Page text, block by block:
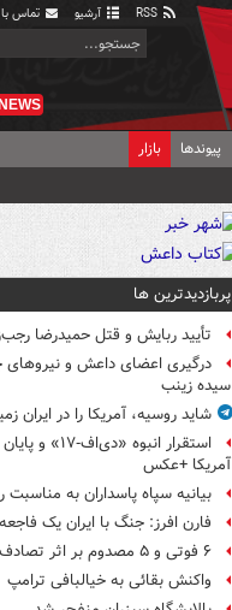
آرشیو تماس
NEWS
پیوندها بازار
پربازدیدترین ها
تأیید ربایش و قتل حمیدرضا
درگیری اعضای داعش و نیروهای
سیده زینب
شاید روسیه، آمریکا را در ایران
استقرار انبوه
آمریکا +عکس
بیانیه سپاه پاسداران به مناسبت
فارن افرز: جنگ با ایران یک
۶ فوتی و ۵ مصدوم بر اثر تصادف زنجیره‌ای
واکنش بقائی به خیالبافی ترامپ